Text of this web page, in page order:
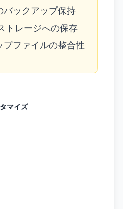
バックアップ保持
トレージへの保存
プファイルの整合性
マイズ